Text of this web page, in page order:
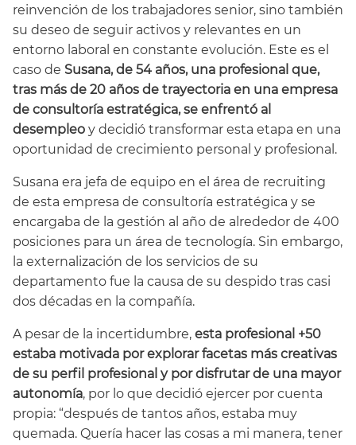
reinvención de los trabajadores senior, sino también
su deseo de seguir activos y relevantes en un
entorno laboral en constante evolución. Este es el
caso de Susana, de 54 años, una profesional que,
tras más de 20 años de trayectoria en una empresa
de consultoría estratégica, se enfrentó al
desempleo y decidió transformar esta etapa en una
oportunidad de crecimiento personal y profesional.
Susana era jefa de equipo en el área de recruiting
de esta empresa de consultoría estratégica y se
encargaba de la gestión al año de alrededor de 400
posiciones para un área de tecnología. Sin embargo,
la externalización de los servicios de su
departamento fue la causa de su despido tras casi
dos décadas en la compañía.
A pesar de la incertidumbre, esta profesional +50
estaba motivada por explorar facetas más creativas
de su perfil profesional y por disfrutar de una mayor
autonomía, por lo que decidió ejercer por cuenta
propia: “después de tantos años, estaba muy
quemada. Quería hacer las cosas a mi manera, tener